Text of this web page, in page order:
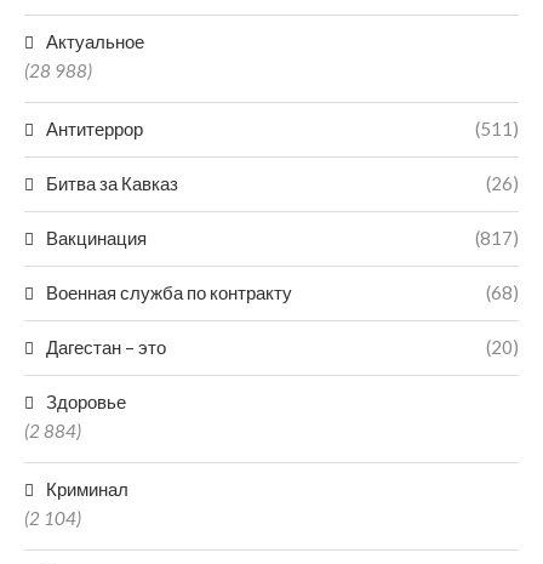
Актуальное
(28 988)
Антитеррор (511)
Битва за Кавказ (26)
Вакцинация (817)
Военная служба по контракту (68)
Дагестан – это (20)
Здоровье
(2 884)
Криминал
(2 104)